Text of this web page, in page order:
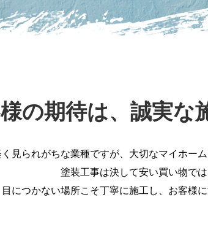
の期待は、誠実な
く見られがちな業種ですが、大切なマイホー
塗装工事は決して安い買い物では
につかない場所こそ丁寧に施工し、お客様